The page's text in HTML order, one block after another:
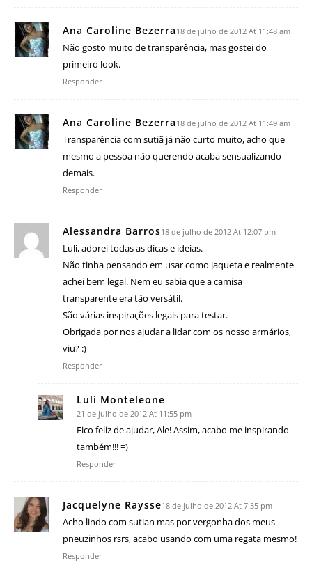
Ana Caroline Bezerra 18 de julho de 2012 At 11:48 am
Não gosto muito de transparência, mas gostei do
primeiro look.
Responder
Ana Caroline Bezerra 18 de julho de 2012 At 11:49 am
Transparência com sutiã já não curto muito, acho que
mesmo a pessoa não querendo acaba sensualizando
demais.
Responder
Alessandra Barros18 de julho de 2012 At 12:07 pm
Luli, adorei todas as dicas e ideias.
Não tinha pensando em usar como jaqueta e realmente
achei bem legal. Nem eu sabia que a camisa
transparente era tão versátil.
São várias inspirações legais para testar.
Obrigada por nos ajudar a lidar com os nosso armários,
viu? :)
Responder
Luli Monteleone
21 de julho de 2012 At 11:55 pm
Fico feliz de ajudar, Ale! Assim, acabo me inspirando
também!!! =)
Responder
Jacquelyne Raysse18 de julho de 2012 At 7:35 pm
Acho lindo com sutian mas por vergonha dos meus
pneuzinhos rsrs, acabo usando com uma regata mesmo!
Responder